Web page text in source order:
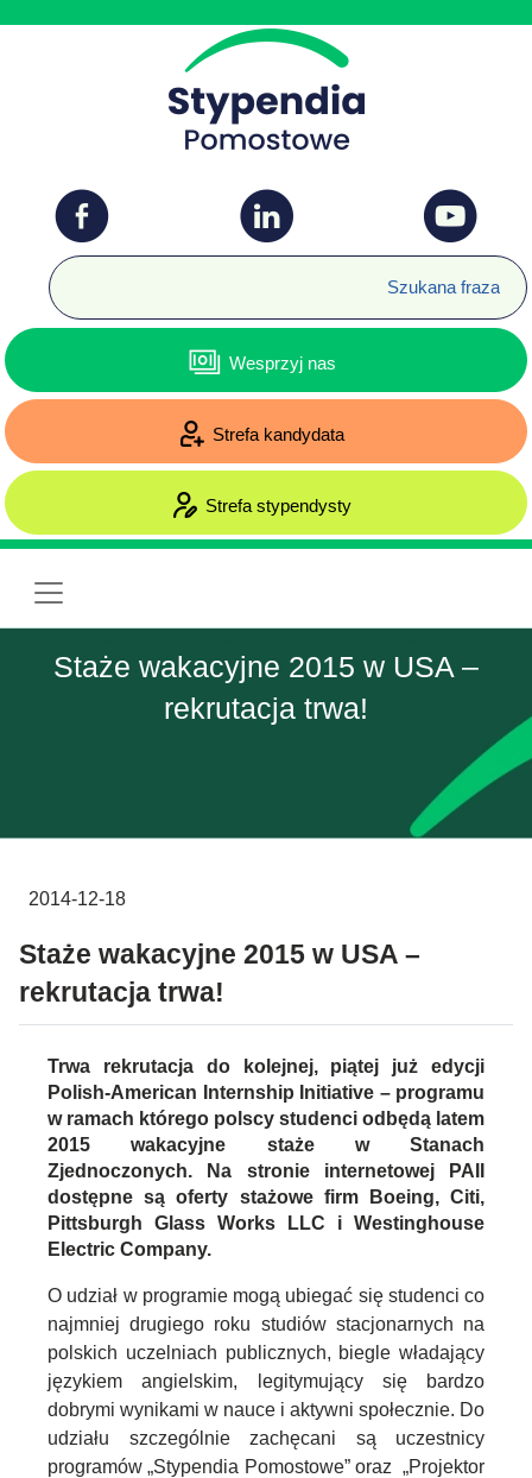
Wesprzyj nas
Strefa kandydata
Strefa stypendysty
Staże wakacyjne 2015 w USA –
rekrutacja trwa!
2014-12-18
Staże wakacyjne 2015 w USA –
rekrutacja trwa!
Trwa rekrutacja do kolejnej, piątej już edycji
Polish-American Internship Initiative – programu
w ramach którego polscy studenci odbędą latem
2015 wakacyjne staże w Stanach
Zjednoczonych. Na stronie internetowej PAII
dostępne są oferty stażowe firm Boeing, Citi,
Pittsburgh Glass Works LLC i Westinghouse
Electric Company.
O udział w programie mogą ubiegać się studenci co
najmniej drugiego roku studiów stacjonarnych na
polskich uczelniach publicznych, biegle władający
językiem angielskim, legitymujący się bardzo
dobrymi wynikami w nauce i aktywni społecznie. Do
udziału szczególnie zachęcani są uczestnicy
programów „Stypendia Pomostowe” oraz „Projektor